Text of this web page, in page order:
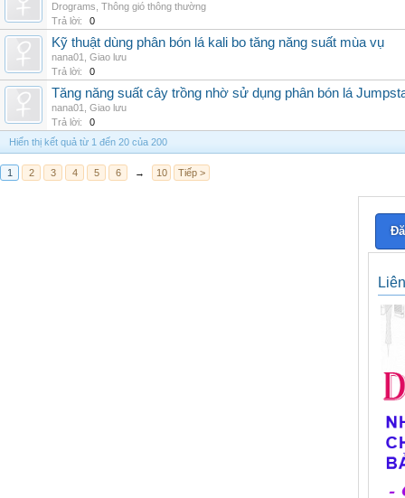
Drograms Thông gió thông thường
Trả lời:
0
Kỹ thuật dùng phân bón lá kali bo tăng năng suất mùa vụ
nana01
Giao lưu
Trả lời:
0
Tăng năng suất cây trồng nhờ sử dụng phân bón lá
nana01
Giao lưu
Trả lời:
0
Hiển thị kết quả từ 1 đến 20 của 200
1 2 3 4 5 6 → 10 Tiếp >